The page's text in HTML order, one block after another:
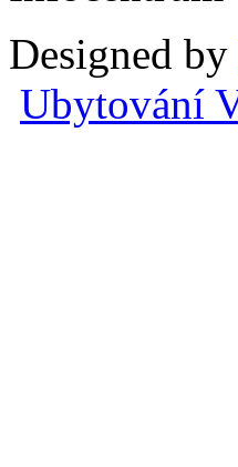
Designed by
Ubytování